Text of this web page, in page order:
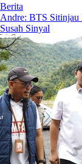
Berita
Andre: BTS Sitinjau
Susah Sinyal